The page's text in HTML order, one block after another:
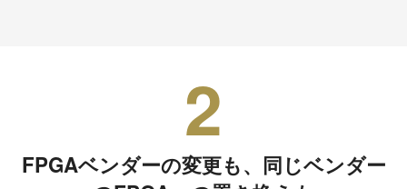
2
FPGAベンダーの変更も、同じベンダー